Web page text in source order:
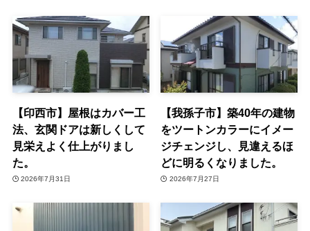
【印西市】屋根はカバー工
法、玄関ドアは新しくして
見栄えよく仕上がりまし
た。
2026年7月31日
【我孫子市】築40年の建物
をツートンカラーにイメー
ジチェンジし、見違えるほ
どに明るくなりました。
2026年7月27日